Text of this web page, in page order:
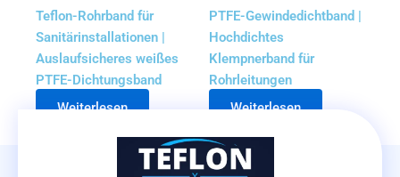
Teflon-Rohrband für
Sanitärinstallationen |
Auslaufsicheres weißes
PTFE-Dichtungsband
Weiterlesen
PTFE-Gewindedichtband |
Hochdichtes
Klempnerband für
Rohrleitungen
Weiterlesen